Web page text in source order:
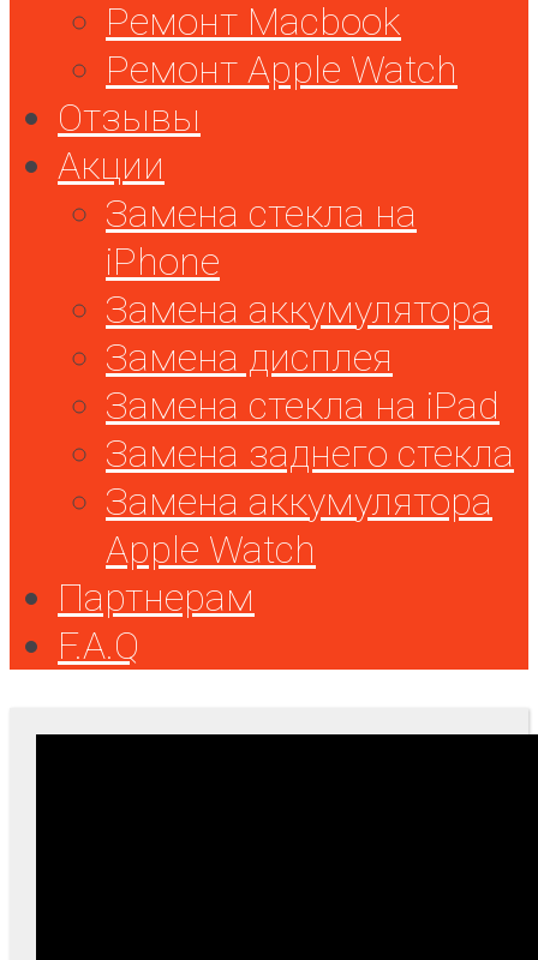
Ремонт Macbook
Ремонт Apple Watch
Отзывы
Акции
Замена стекла на
iPhone
Замена аккумулятора
Замена дисплея
Замена стекла на iPad
Замена заднего стекла
Замена аккумулятора
Apple Watch
Партнерам
F.A.Q